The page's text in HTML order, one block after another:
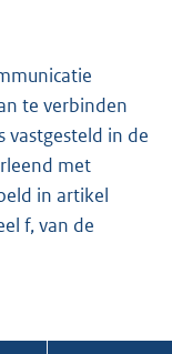
te verbinden
vastgesteld in de
met
in artikel
f, van de